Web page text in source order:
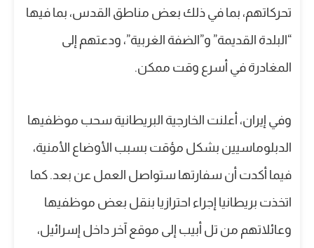
تحركاتهم، بما في ذلك بعض مناطق القدس، بما فيها
“البلدة القديمة” و”الضفة الغربية”، ودعتهم إلى
المغادرة في أسرع وقت ممكن.
وفي إيران، أعلنت الخارجية البريطانية سحب موظفيها
الدبلوماسيين بشكل مؤقت بسبب الأوضاع الأمنية،
فيما أكدت أن سفارتها ستواصل العمل عن بعد. كما
اتخذت بريطانيا إجراء احترازيا بنقل بعض موظفيها
وعائلاتهم من تل أبيب إلى موقع آخر داخل إسرائيل،